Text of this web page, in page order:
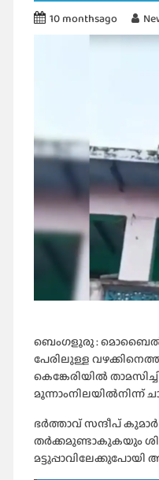
10 monthsago
ബെംഗളൂരു :
പേരിലുള്ള
കെങ്കേരിയിൽ
മൂന്നാംനിലയിൽനിന്ന്
ഭർത്താവ് സന്ദീപ്
തർക്കമുണ്ടാകുകയും
മട്ടുപ്പാവിലേക്കുപോയി